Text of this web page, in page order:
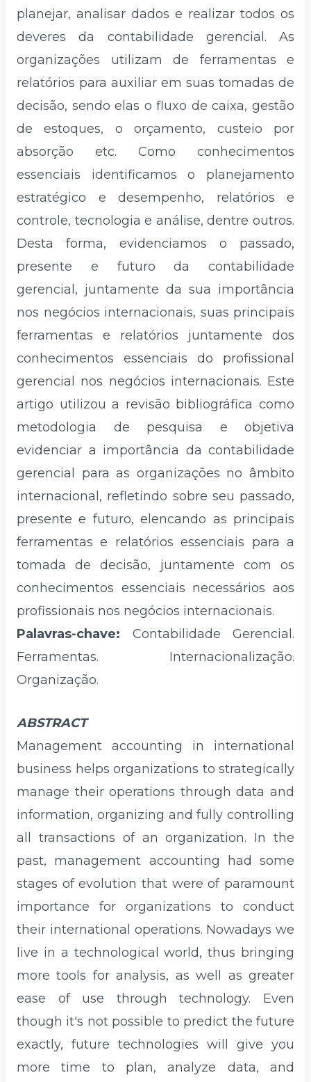
planejar, analisar dados e realizar todos os
deveres da contabilidade gerencial. As
organizações utilizam de ferramentas e
relatórios para auxiliar em suas tomadas de
decisão, sendo elas o fluxo de caixa, gestão
de estoques, o orçamento, custeio por
absorção etc. Como conhecimentos
essenciais identificamos o planejamento
estratégico e desempenho, relatórios e
controle, tecnologia e análise, dentre outros.
Desta forma, evidenciamos o passado,
presente e futuro da contabilidade
gerencial, juntamente da sua importância
nos negócios internacionais, suas principais
ferramentas e relatórios juntamente dos
conhecimentos essenciais do profissional
gerencial nos negócios internacionais. Este
artigo utilizou a revisão bibliográfica como
metodologia de pesquisa e objetiva
evidenciar a importância da contabilidade
gerencial para as organizações no âmbito
internacional, refletindo sobre seu passado,
presente e futuro, elencando as principais
ferramentas e relatórios essenciais para a
tomada de decisão, juntamente com os
conhecimentos essenciais necessários aos
profissionais nos negócios internacionais.
Palavras-chave: Contabilidade Gerencial.
Ferramentas. Internacionalização.
Organização.
ABSTRACT
Management accounting in international
business helps organizations to strategically
manage their operations through data and
information, organizing and fully controlling
all transactions of an organization. In the
past, management accounting had some
stages of evolution that were of paramount
importance for organizations to conduct
their international operations. Nowadays we
live in a technological world, thus bringing
more tools for analysis, as well as greater
ease of use through technology. Even
though it's not possible to predict the future
exactly, future technologies will give you
more time to plan, analyze data, and